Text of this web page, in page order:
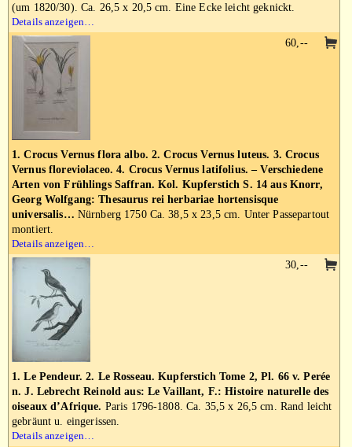
(um 1820/30). Ca. 26,5 x 20,5 cm. Eine Ecke leicht geknickt.
Details anzeigen…
1. Crocus Vernus flora albo. 2. Crocus Vernus luteus. 3. Crocus
Vernus floreviolaceo. 4. Crocus Vernus latifolius. – Verschiedene
Arten von Frühlings Saffran. Kol. Kupferstich S. 14 aus Knorr,
Georg Wolfgang: Thesaurus rei herbariae hortensisque
universalis… Nürnberg 1750 Ca. 38,5 x 23,5 cm. Unter Passepartout
montiert.
Details anzeigen…
60,--
1. Le Pendeur. 2. Le Rosseau. Kupferstich Tome 2, Pl. 66 v. Perée
n. J. Lebrecht Reinold aus: Le Vaillant, F.: Histoire naturelle des
oiseaux d’Afrique. Paris 1796-1808. Ca. 35,5 x 26,5 cm. Rand leicht
gebräunt u. eingerissen.
Details anzeigen…
30,--